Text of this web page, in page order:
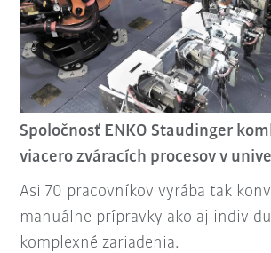
Spoločnosť ENKO Staudinger
viacero zváracích procesov v
Asi 70 pracovníkov vyrába tak
manuálne prípravky ako aj
komplexné zariadenia.